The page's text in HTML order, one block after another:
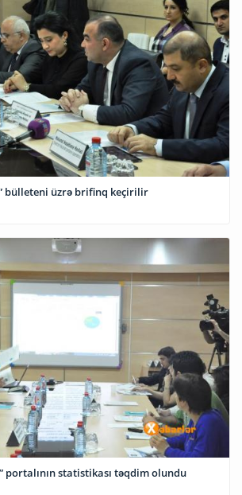
bülleteni üzrə brifinq keçirilir
“Elektron-hökumət” portalının statistikası təqdim olundu